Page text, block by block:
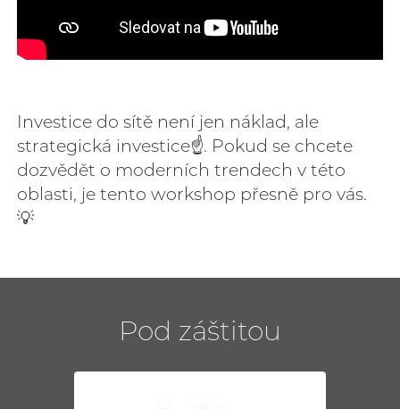
Investice do sítě není jen náklad, ale
strategická investice☝️. Pokud se chcete
dozvědět o moderních trendech v této
oblasti, je tento workshop přesně pro vás.
💡
Pod záštitou